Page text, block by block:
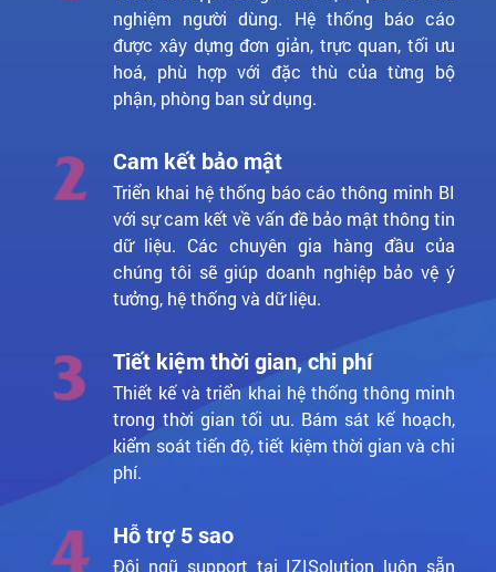
nghiệm người dùng. Hệ thống báo cáo
được xây dựng đơn giản, trực quan, tối ưu
hoá, phù hợp với đặc thù của từng bộ
phận, phòng ban sử dụng.
Cam kết bảo mật
Triển khai hệ thống báo cáo thông minh BI
với sự cam kết về vấn đề bảo mật thông tin
dữ liệu. Các chuyên gia hàng đầu của
chúng tôi sẽ giúp doanh nghiệp bảo vệ ý
tưởng, hệ thống và dữ liệu.
Tiết kiệm thời gian, chi phí
Thiết kế và triển khai hệ thống thông minh
trong thời gian tối ưu. Bám sát kế hoạch,
kiểm soát tiến độ, tiết kiệm thời gian và chi
phí.
Hỗ trợ 5 sao
Đội ngũ support tại IZISolution luôn sẵn